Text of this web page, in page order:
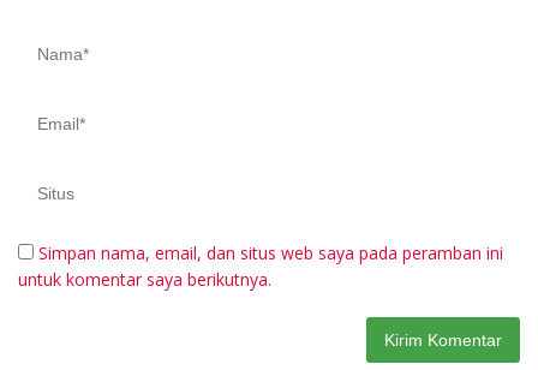
Simpan nama, email, dan situs web saya pada peramban ini
untuk komentar saya berikutnya.